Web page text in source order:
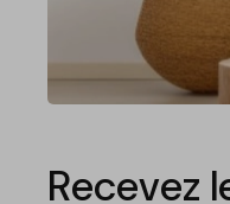
Recevez